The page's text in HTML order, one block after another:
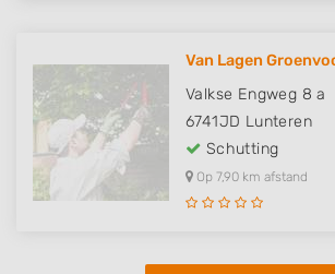
Van Lagen
Valkse Engweg 8 a
6741JD Lunteren
Schutting
Op 7,90 km afstand